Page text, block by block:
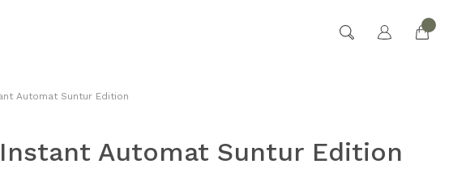
Automat Suntur Edition
Automat Suntur Edition